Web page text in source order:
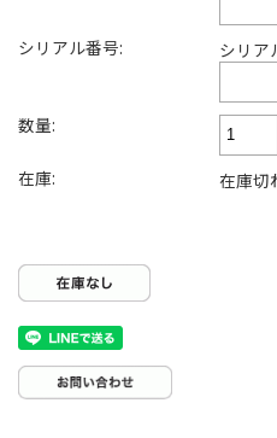
シリアル番号: シリア
数量:
在庫:
在庫切